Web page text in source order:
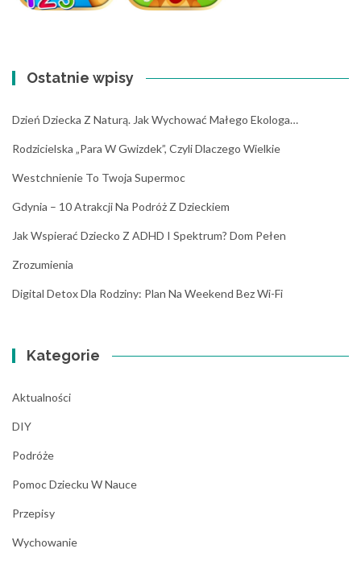
Ostatnie wpisy
Dzień Dziecka Z Naturą. Jak Wychować Małego Ekologa…
Rodzicielska „para W Gwizdek”, Czyli Dlaczego Wielkie
Westchnienie To Twoja Supermoc
Gdynia – 10 Atrakcji Na Podróż Z Dzieckiem
Jak Wspierać Dziecko Z ADHD I Spektrum? Dom Pełen
Zrozumienia
Digital Detox Dla Rodziny: Plan Na Weekend Bez Wi-Fi
Kategorie
Aktualności
DIY
Podróże
Pomoc Dziecku W Nauce
Przepisy
Wychowanie